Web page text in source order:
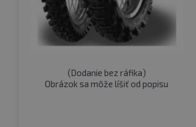
(Dodanie bez ráfika)
Obrázok sa môže líšiť od popisu